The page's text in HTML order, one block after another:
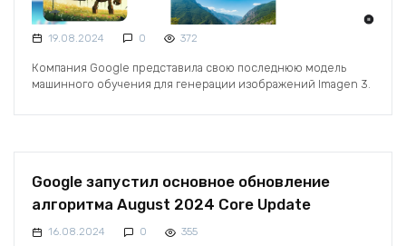
19.08.2024 0 372
Компания Google представила свою последнюю модель
машинного обучения для генерации изображений Imagen 3.
Google запустил основное обновление
алгоритма August 2024 Core Update
16.08.2024 0 355